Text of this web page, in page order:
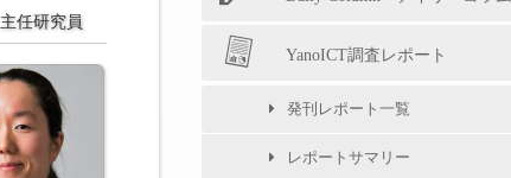
主任研究員
YanoICT調査レポート
発刊レポート一覧
レポートサマリー